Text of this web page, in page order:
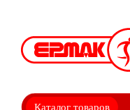
Каталог товаров